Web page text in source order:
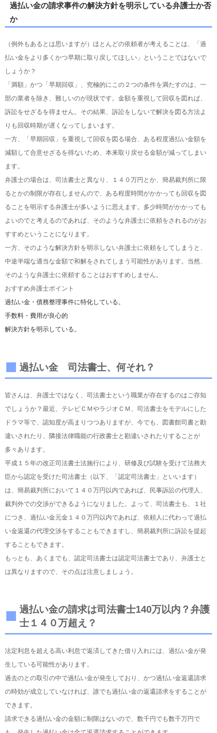
過払い金の請求事件の解決方針を明示している弁護士か否
か
（例外もあるとは思いますが）ほとんどの依頼者が考えることは、「過
払い金をより多くかつ早期に取り戻してほしい」ということではないで
しょうか？
「満額」かつ「早期回収」、究極的にこの２つの条件を満たすのは、一
部の業者を除き、難しいのが現状です。金額を重視して回収を図れば、
訴訟をせざるを得ません。その結果、訴訟をしないで解決を図る方法よ
りも回収時期が遅くなってしまいます。
一方、「早期回収」を重視して回収を図る場合、ある程度過払い金額を
減額して合意せざるを得ないため、本来取り戻せる金額が減ってしまい
ます。
弁護士の場合は、司法書士と異なり、１４０万円とか、簡易裁判所に限
るとかの制限が存在しませんので、ある程度時間がかかっても回収を図
ることを明示する弁護士が多いように思えます。多少時間がかかっても
よいのでと考えるのであれば、そのような弁護士に依頼をされるのがお
すすめということになります。
一方、そのような解決方針を明示しない弁護士に依頼をしてしまうと、
中途半端な適当な金額で和解をされてしまう可能性があります。当然、
そのような弁護士に依頼することはおすすめしません。
おすすめ弁護士ポイント
過払い金・債務整理事件に特化している。
手数料・費用が良心的
解決方針を明示している。
過払い金 司法書士、何それ？
皆さんは、弁護士ではなく、司法書士という職業が存在するのはご存知
でしょうか？最近、テレビＣＭやラジオＣＭ、司法書士をモデルにした
ドラマ等で、認知度が高まりつつありますが、今でも、図書館司書と勘
違いされたり、隣接法律職能の行政書士と勘違いされたりすることが
多々あります。
平成１５年の改正司法書士法施行により、研修及び試験を受けて法務大
臣から認定を受けた司法書士（以下、「認定司法書士」といいます）
は、簡易裁判所において１４０万円以内であれば、民事訴訟の代理人、
裁判外での交渉ができるようになりました。よって、司法書士も、１社
につき、過払い金元金１４０万円以内であれば、依頼人に代わって過払
い金返還の代理交渉をすることもできますし、簡易裁判所に訴訟を提起
することもできます。
もっとも、あくまでも、認定司法書士は認定司法書士であり、弁護士と
は異なりますので、その点は注意しましょう。
過払い金の請求は司法書士140万以内？弁護
士１４０万超え？
法定利息を超える高い利息で返済してきた借り入れには、過払い金が発
生している可能性があります。
過去のとの取引の中で過払い金が発生しており、かつ過払い金返還請求
の時効が成立していなければ、誰でも過払い金の返還請求をすることが
できます。
請求できる過払い金の金額に制限はないので、数千円でも数千万円で